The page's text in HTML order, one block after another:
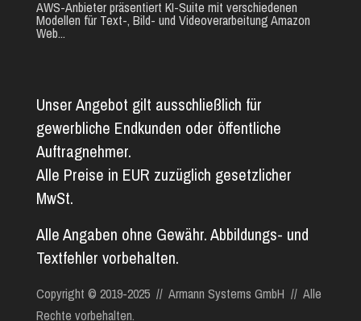
AWS-Anbieter präsentiert KI-Suite mit verschiedenen
Modellen für Text-, Bild- und Videoverarbeitung Amazon
Web...
Unser Angebot gilt ausschließlich für
gewerbliche Endkunden oder öffentliche
Auftragnehmer.
Alle Preise in EUR zuzüglich gesetzlicher
MwSt.
Alle Angaben ohne Gewähr. Abbildungs- und
Textfehler vorbehalten.
Copyright © 2019-2025 // Armann Systems GmbH // Alle
Rechte vorbehalten.